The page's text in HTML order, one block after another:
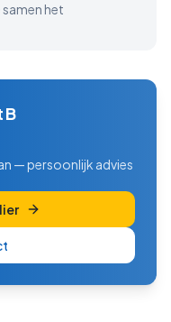
samen het
B
— persoonlijk advies